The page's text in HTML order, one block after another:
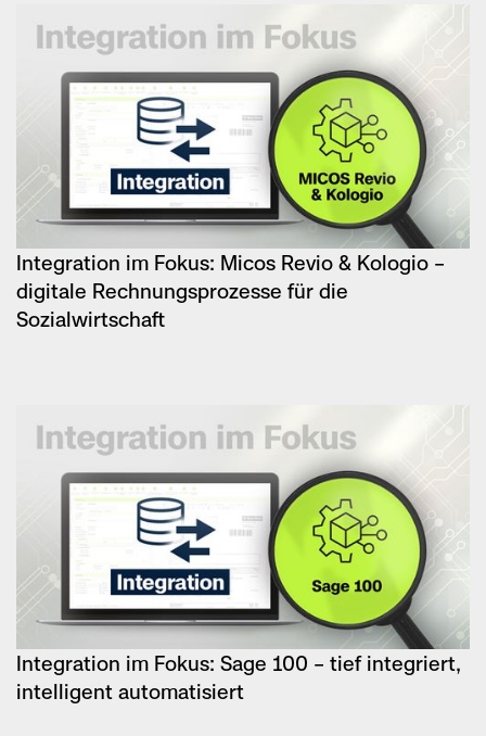
Integration im Fokus: Micos Revio & Kologio –
digitale Rechnungsprozesse für die
Sozialwirtschaft
Integration im Fokus: Sage 100 – tief integriert,
intelligent automatisiert